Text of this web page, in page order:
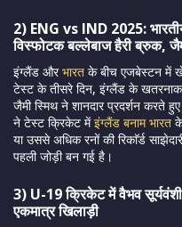
2) ENG vs IND 2025:
विस्फोटक बल्लेबाज हैरी ब्रुक,
इंग्लैंड औरभारत के बीच एजबेस्टन में
टेस्ट के तीसरे दिन, इंग्लैंड के
जैमी स्मिथ ने शानदार प्रदर्शन करते
ने टेस्ट क्रिकेट मेंइंग्लैंड बनाम भारत
या उससे अधिक रनों की रिकाॅर्ड
पहली जोड़ी बन गई है।
3) U-19 क्रिकेट में वैभव
एकमात्र खिलाड़ी